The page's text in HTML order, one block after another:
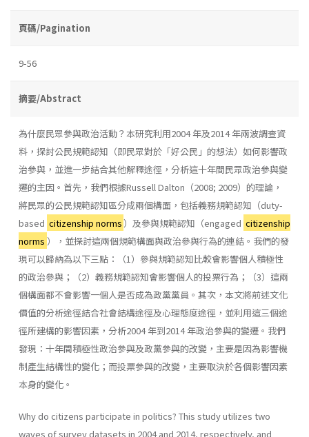
頁碼/Pagination
9-56
摘要/Abstract
為什麼民眾參與政治活動？本研究利用2004 年及2014 年兩波調查資
料，探討公民規範認知（即民眾對於「好公民」的想法）如何影響政
治參與，並進一步結合其他解釋途徑，分析這十年間民眾政治參與變
遷的主因。首先，我們根據Russell Dalton（2008; 2009）的理論，
將民眾的公民規範認知區分成兩個構面，包括義務規範認知（duty-
based citizenship norms ）及參與規範認知（engaged citizenship
norms ），並探討這兩個規範構面與政治參與行為的連結。我們的發
現可以歸納為以下三點：（1）參與規範認知比較會影響個人積極性
的政治參與；（2）義務規範認知會影響個人的投票行為；（3）這兩
個構面都不會影響一個人是否成為政黨黨員。其次，本文將前述文化
價值的分析途徑結合社會結構途徑及心理態度途徑，並利用這三個途
徑所建構的影響因素，分析2004 年到2014 年政治參與的變遷。我們
發現：十年間積極性政治參與及政黨參與的改變，主要是因為影響機
制產生結構性的變化；而投票參與的改變，主要取決於各個影響因素
本身的變化。
Why do citizens participate in politics? This study utilizes two
waves of survey datasets in 2004 and 2014, respectively, and